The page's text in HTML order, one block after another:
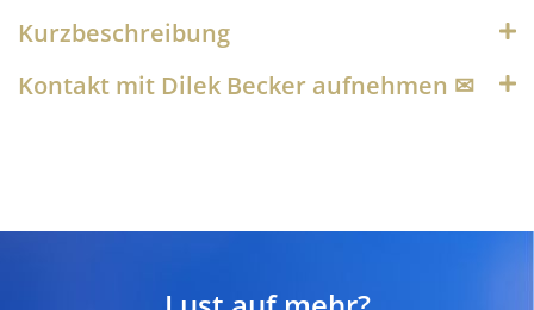
Kurzbeschreibung
Kontakt mit Dilek Becker aufnehmen ✉︎